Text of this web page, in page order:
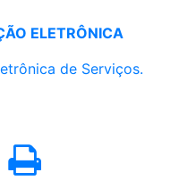
ELETRÔNICA
de Serviços.